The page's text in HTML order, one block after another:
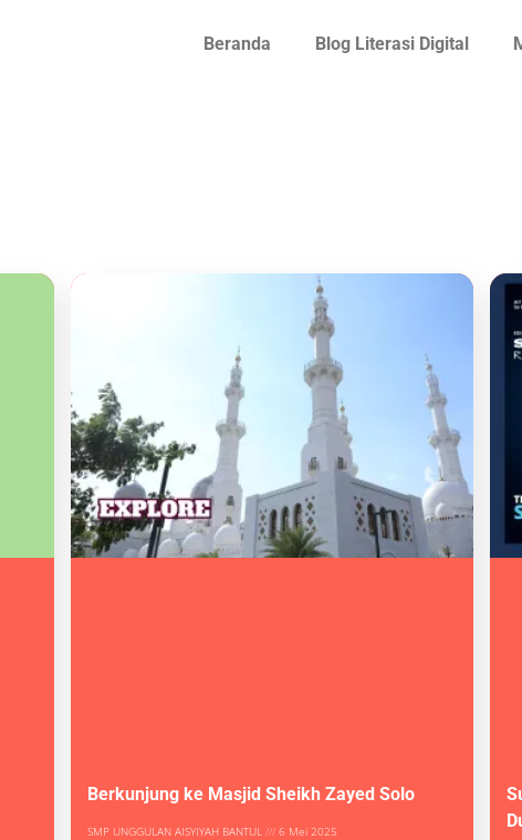
Beranda Blog Literasi Digital
Berkunjung ke Masjid Sheikh Zayed Solo
SMP UNGGULAN AISYIYAH BANTUL 6 Mei 2025